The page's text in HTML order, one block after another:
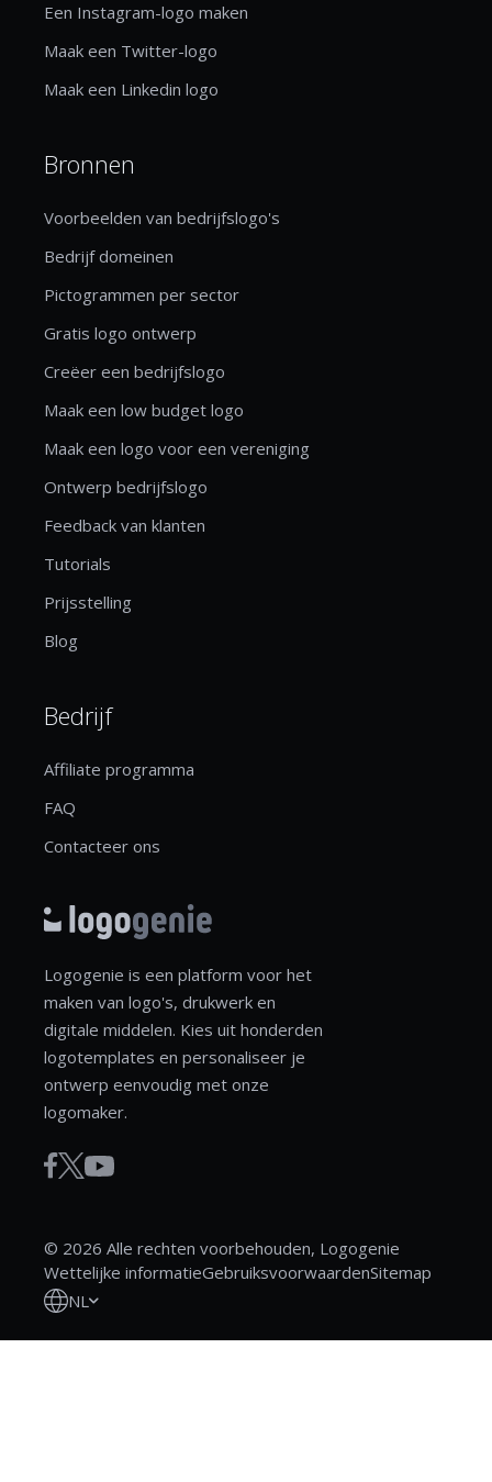
Een Instagram-logo maken
Maak een Twitter-logo
Maak een Linkedin logo
Bronnen
Voorbeelden van bedrijfslogo's
Bedrijf domeinen
Pictogrammen per sector
Gratis logo ontwerp
Creëer een bedrijfslogo
Maak een low budget logo
Maak een logo voor een vereniging
Ontwerp bedrijfslogo
Feedback van klanten
Tutorials
Prijsstelling
Blog
Bedrijf
Affiliate programma
FAQ
Contacteer ons
Logogenie is een platform voor het
maken van logo's, drukwerk en
digitale middelen. Kies uit honderden
logotemplates en personaliseer je
ontwerp eenvoudig met onze
logomaker.
© 2026 Alle rechten voorbehouden, Logogenie
Wettelijke informatieGebruiksvoorwaardenSitemap
NL